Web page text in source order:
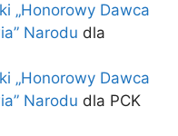
„Honorowy Dawca
Narodu dla
„Honorowy Dawca
Narodu dla PCK